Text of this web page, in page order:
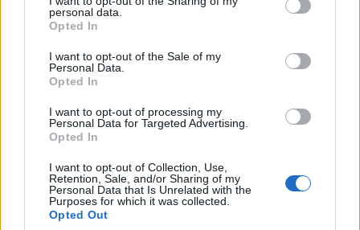
personal data.
Opted In
I want to opt-out of the Sale of my
Personal Data.
Opted In
I want to opt-out of processing my
Personal Data for Targeted Advertising.
Opted In
I want to opt-out of Collection, Use,
Retention, Sale, and/or Sharing of my
Personal Data that Is Unrelated with the
Purposes for which it was collected.
Opted Out
7. Pagalvės
užvalkalus, mes norime jums pasakyti, kad jūsų
pagalves taip pat reikia išvalyti. Pažvelkite į etiketę ir
vadovaukitės instrukcijomis – daugumą pagalvių